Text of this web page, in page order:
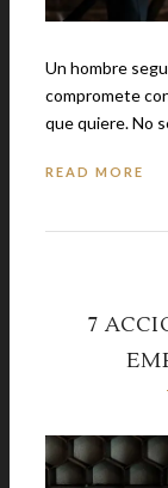
Un hombre
compromete
que
READ MORE
7